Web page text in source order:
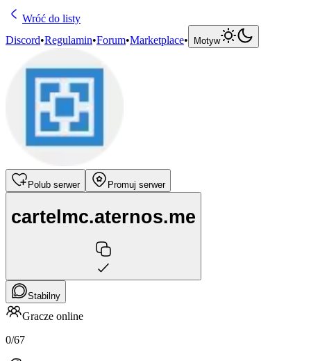
Wróć do listy
Discord•Regulamin•Forum•Marketplace• Motyw
Polub serwer Promuj serwer
cartelmc.aternos.me
Stabilny
Gracze online
0/67